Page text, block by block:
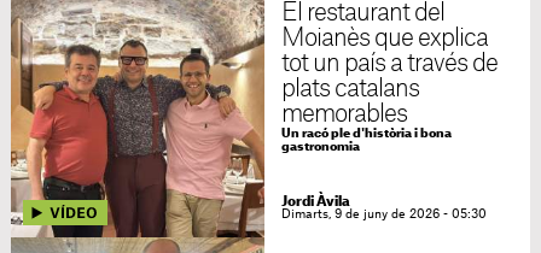
El restaurant del
Moianès que explica
tot un país a través de
plats catalans
memorables
Un racó ple d'història i bona
gastronomia
Jordi Àvila
Dimarts, 9 de juny de 2026 - 05:30